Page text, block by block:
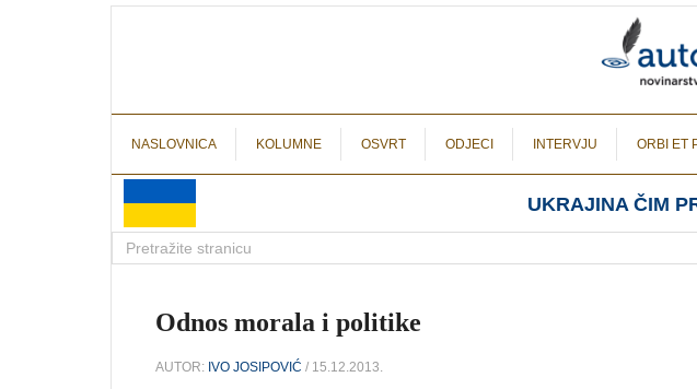
NASLOVNICA KOLUMNE OSVRT ODJECI INTERVJU ORBI ET
UKRAJINA ČIM
Odnos morala i politike
AUTOR: IVO JOSIPOVIĆ / 15.12.2013.